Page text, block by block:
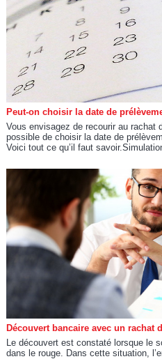
Peut-on choisir la date de
Vous envisagez de recourir au rachat
possible de choisir la date de
Voici tout ce qu’il faut
Découvert bancaire avec un rachat
Le découvert est constaté lorsque le
dans le rouge. Dans cette situation,